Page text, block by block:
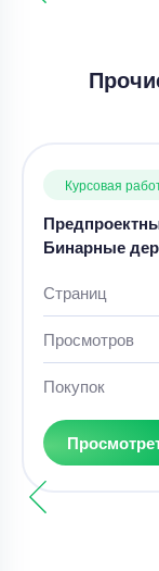
Курсовая
Бинарные
Страниц
Просмотров
Покупок